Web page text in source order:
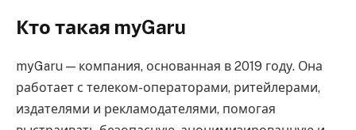
Кто такая myGaru
myGaru — компания, основанная в 2019 году. Она
работает с телеком-операторами, ритейлерами,
издателями и рекламодателями, помогая